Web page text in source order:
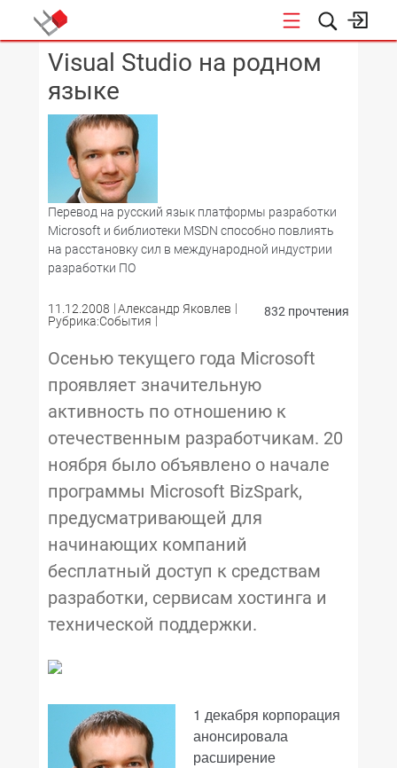
КОНФЕРЕНЦИИ
Visual Studio на родном
языке
Перевод на русский язык платформы разработки
Microsoft и библиотеки MSDN способно повлиять
на расстановку сил в международной индустрии
разработки ПО
11.12.2008
Александр Яковлев
Рубрика:События
832 прочтения
Осенью текущего года Microsoft
проявляет значительную
активность по отношению к
отечественным разработчикам. 20
ноября было объявлено о начале
программы Microsoft BizSpark,
предусматривающей для
начинающих компаний
бесплатный доступ к средствам
разработки, сервисам хостинга и
технической поддержки.
1 декабря корпорация
анонсировала
расширение